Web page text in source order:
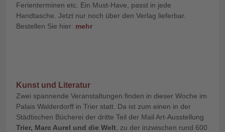
Ferienterminen etc. Ein Must-Have, passt in jede
Handtasche. Jetzt nur noch über den Verlag lieferbar.
Bestellen Sie hier: mehr
Kunst und Literatur
Zwei spannende Veranstaltungen finden in dieser Woche im
Palais Walderdorff in Trier statt. Da ist zum einen in der
Städtischen Bücherei der dritte Teil der Mail Art-Ausstellung
Trier, Marc Aurel und die Welt , zu der inzwischen rund 600